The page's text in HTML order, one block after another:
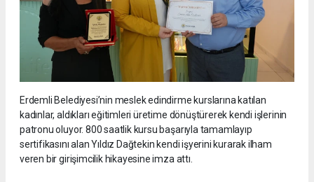
Erdemli Belediyesi’nin meslek edindirme kurslarına katılan
kadınlar, aldıkları eğitimleri üretime dönüştürerek kendi işlerinin
patronu oluyor. 800 saatlik kursu başarıyla tamamlayıp
sertifikasını alan Yıldız Dağtekin kendi işyerini kurarak ilham
veren bir girişimcilik hikayesine imza attı.